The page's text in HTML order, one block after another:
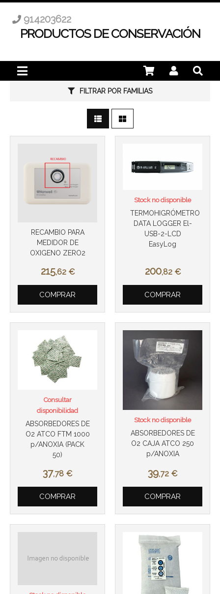
PRODUCTOS DE CONSERVACIÓN
914203622
FILTRAR POR FAMILIAS
RECAMBIO PARA
MEDIDOR DE
OXIGENO ZERO2
215,62 €
COMPRAR
TERMOHIGRÓMETRO
DATA LOGGER El-
USB-2-LCD
EasyLog
200,82 €
Stock no disponible
COMPRAR
ABSORBEDORES DE
O2 ATCO FTM 1000
p/ANOXIA (PACK
50)
37,78 €
Consultar
disponibilidad
COMPRAR
ABSORBEDORES DE
O2 CAJA ATCO 250
p/ANOXIA
39,72 €
Stock no disponible
COMPRAR
Más info
Más info
Más info
Más info Más info